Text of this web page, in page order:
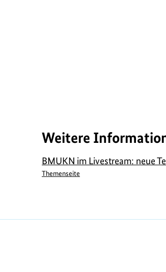
Weitere
BMUKN im Livestream: neue
Themenseite